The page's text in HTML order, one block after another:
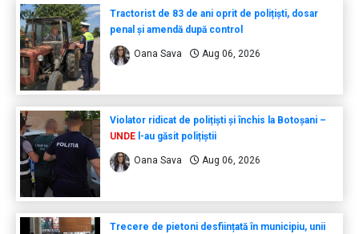
Tractorist de 83 de ani oprit de polițiști, dosar
penal și amendă după control
Oana Sava Aug 06, 2026
Violator ridicat de polițiști și închis la Botoșani –
UNDEl-au găsit polițiștii
Oana Sava Aug 06, 2026
Trecere de pietoni desființată în municipiu, unii